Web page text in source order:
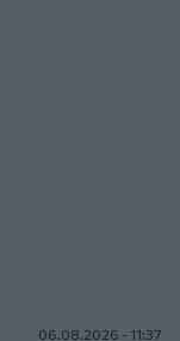
06.08.2026 - 11:37